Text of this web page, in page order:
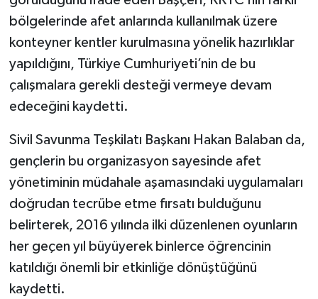
bölgelerinde afet anlarında kullanılmak üzere
konteyner kentler kurulmasına yönelik hazırlıklar
yapıldığını, Türkiye Cumhuriyeti’nin de bu
çalışmalara gerekli desteği vermeye devam
edeceğini kaydetti.
Sivil Savunma Teşkilatı Başkanı Hakan Balaban da,
gençlerin bu organizasyon sayesinde afet
yönetiminin müdahale aşamasındaki uygulamaları
doğrudan tecrübe etme fırsatı bulduğunu
belirterek, 2016 yılında ilki düzenlenen oyunların
her geçen yıl büyüyerek binlerce öğrencinin
katıldığı önemli bir etkinliğe dönüştüğünü
kaydetti.